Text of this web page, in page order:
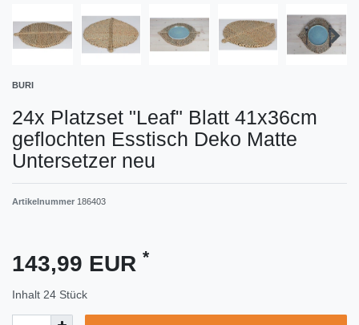
BURI
24x Platzset "Leaf" Blatt 41x36cm
geflochten Esstisch Deko Matte
Untersetzer neu
Artikelnummer 186403
143,99 EUR *
Inhalt 24 Stück